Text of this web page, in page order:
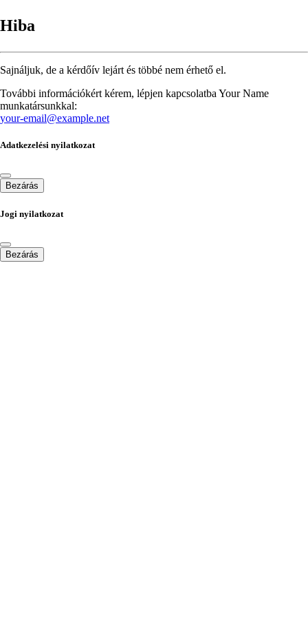
Hiba
Sajnáljuk, de a kérdőív lejárt és többé nem érhető el.
További információkért kérem, lépjen kapcsolatba Your Name
munkatársunkkal:
your-email@example.net
Adatkezelési nyilatkozat
Bezárás
Jogi nyilatkozat
Bezárás